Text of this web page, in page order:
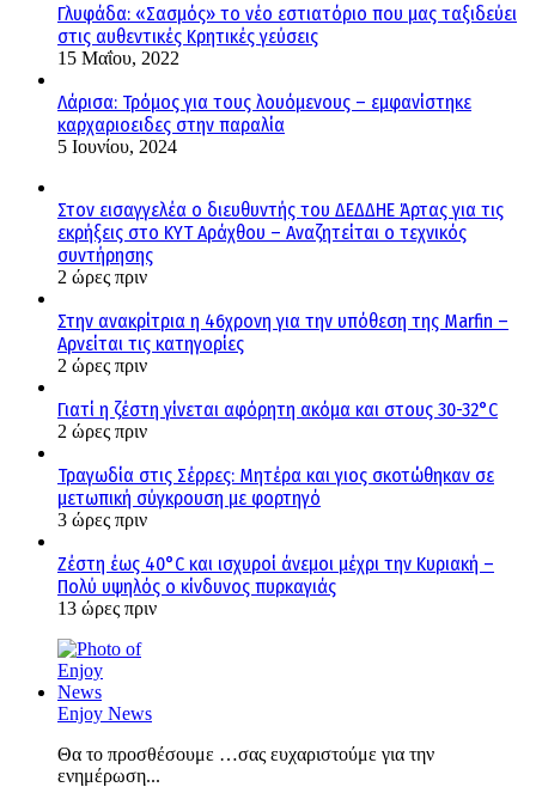
Γλυφάδα: «Σασμός» το νέο εστιατόριο που μας ταξιδεύει
στις αυθεντικές Κρητικές γεύσεις
15 Μαΐου, 2022
Λάρισα: Τρόμος για τους λουόμενους – εμφανίστηκε
καρχαριοειδες στην παραλία
5 Ιουνίου, 2024
Στον εισαγγελέα ο διευθυντής του ΔΕΔΔΗΕ Άρτας για τις
εκρήξεις στο ΚΥΤ Αράχθου – Αναζητείται ο τεχνικός
συντήρησης
2 ώρες πριν
Στην ανακρίτρια η 46χρονη για την υπόθεση της Marfin –
Αρνείται τις κατηγορίες
2 ώρες πριν
Γιατί η ζέστη γίνεται αφόρητη ακόμα και στους 30-32°C
2 ώρες πριν
Τραγωδία στις Σέρρες: Μητέρα και γιος σκοτώθηκαν σε
μετωπική σύγκρουση με φορτηγό
3 ώρες πριν
Ζέστη έως 40°C και ισχυροί άνεμοι μέχρι την Κυριακή –
Πολύ υψηλός ο κίνδυνος πυρκαγιάς
13 ώρες πριν
Enjoy News
Θα το προσθέσουμε …σας ευχαριστούμε για την
ενημέρωση...